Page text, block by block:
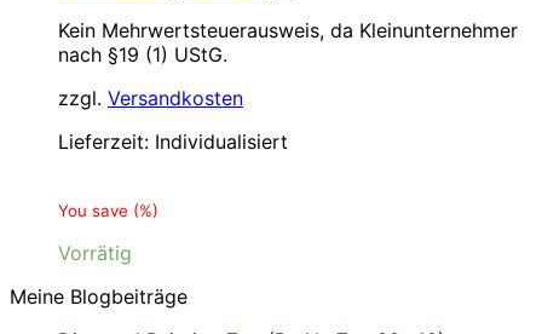
Kein Mehrwertsteuerausweis, da Kleinunternehmer
nach §19 (1) UStG.
zzgl. Versandkosten
Lieferzeit: Individualisiert
You save (%)
Vorrätig
Meine Blogbeiträge